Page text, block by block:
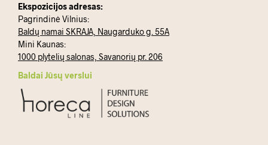
Ekspozicijos adresas:
Pagrindinė Vilnius:
Baldų namai SKRAJA, Naugarduko g. 55A
Mini Kaunas:
1000 plytelių salonas, Savanorių pr. 206
Baldai Jūsų verslui